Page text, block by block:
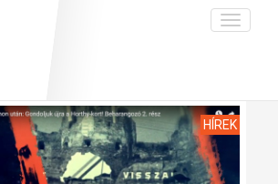
Toggle
Nemzetközi kontextus: iratok és
interpretációk
Az összeomlás és a magyar társadalom
A kutatócsoport működéséről
Munkatársaink
Hírek
Blog
Krónika
HÍREK